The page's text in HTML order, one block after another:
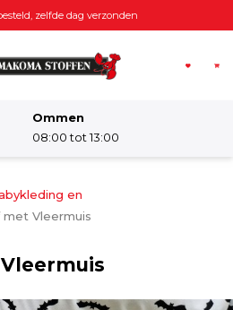
zelfde dag verzonden
Ommen
08:00 tot 13:00
Damesstoffenen
Vleermuis